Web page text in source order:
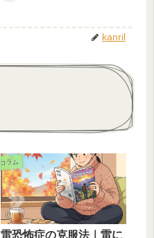
kanril
コラム
雷恐怖症の克服法｜雷に